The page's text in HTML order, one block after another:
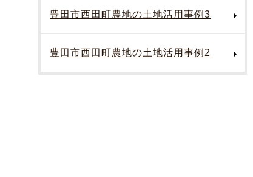
豊田市西田町農地の土地活用事例3
豊田市西田町農地の土地活用事例2